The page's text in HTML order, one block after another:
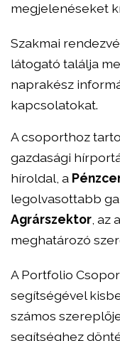
megjelenéseket
Szakmai
látogató találja
naprakész
kapcsolatokat.
A csoporthoz
gazdasági
híroldal, a
legolvasottabb
Agrárszektor, az
meghatározó
A Portfolio
segítségével
számos
segítséghez